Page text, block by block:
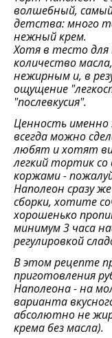
волшебный,
детства: много
нежный крем.
Хотя в тесто для
количество
нежирным и, в
ощущение
"послевкусия".
Ценность именно
всегда можно
любят и хотят
легкий тортик
коржами -
Наполеон сразу
сборки, хотите
хорошенько
минимум 3 часа
регулировкой
В этом рецепте
приготовления
Наполеона - на
варианта
абсолютно не
крема без масла).